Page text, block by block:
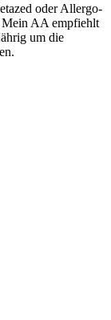
oder Allergo-
AA empfiehlt
um die